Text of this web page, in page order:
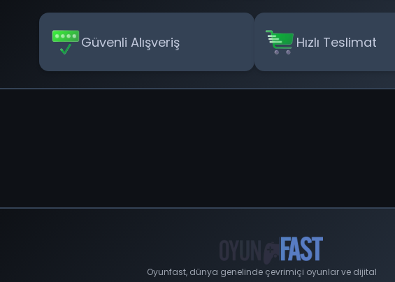
Güvenli Alışveriş Hızlı Teslimat
Oyunfast, dünya genelinde çevrimiçi oyunlar ve dijital